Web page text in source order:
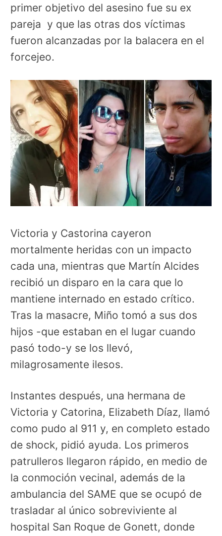
primer objetivo del asesino fue su ex
pareja y que las otras dos víctimas
fueron alcanzadas por la balacera en el
forcejeo.
Victoria y Castorina cayeron
mortalmente heridas con un impacto
cada una, mientras que Martín Alcides
recibió un disparo en la cara que lo
mantiene internado en estado crítico.
Tras la masacre, Miño tomó a sus dos
hijos -que estaban en el lugar cuando
pasó todo-y se los llevó,
milagrosamente ilesos.
Instantes después, una hermana de
Victoria y Catorina, Elizabeth Díaz, llamó
como pudo al 911 y, en completo estado
de shock, pidió ayuda. Los primeros
patrulleros llegaron rápido, en medio de
la conmoción vecinal, además de la
ambulancia del SAME que se ocupó de
trasladar al único sobreviviente al
hospital San Roque de Gonett, donde